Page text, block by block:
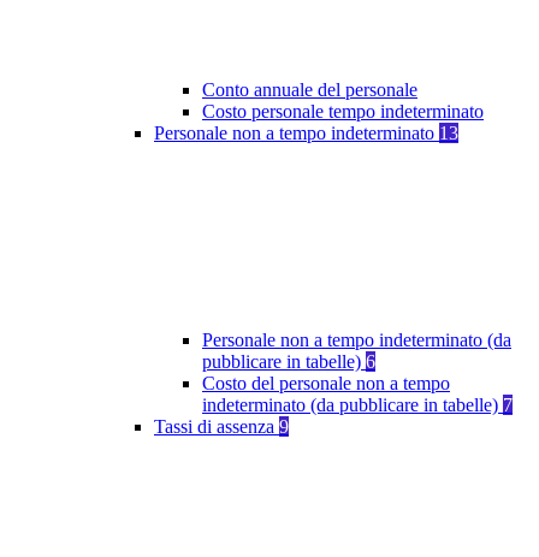
Conto annuale del personale
Costo personale tempo indeterminato
Personale non a tempo indeterminato 13
Personale non a tempo indeterminato (da
pubblicare in tabelle) 6
Costo del personale non a tempo
indeterminato (da pubblicare in tabelle) 7
Tassi di assenza 9